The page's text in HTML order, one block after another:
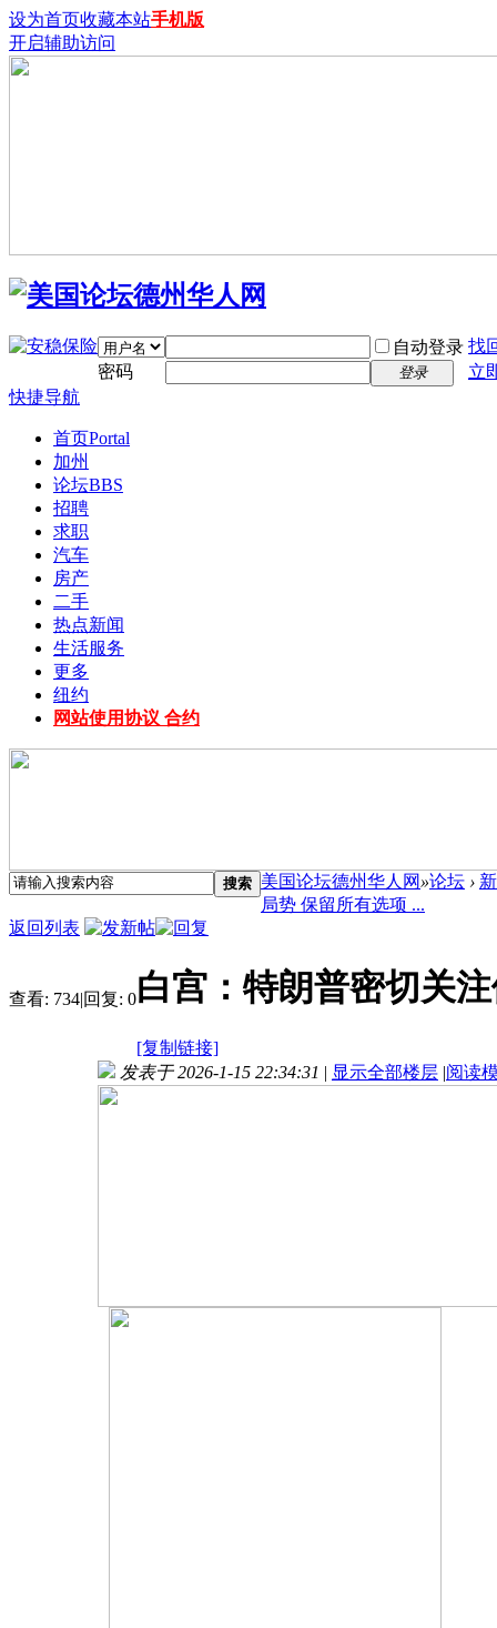
设为首页收藏本站手机版
开启辅助访问
自动登录 找
密码
登录
立
快捷导航
首页Portal
加州
论坛BBS
招聘
求职
汽车
房产
二手
热点新闻
生活服务
更多
纽约
网站使用协议 合约
搜索 美国论坛德州华人网 »论坛 ›
局势 保留所有选项 ...
返回列表
查看: 734|回复: 0白宫：特朗普密切关
[复制链接]
发表于 2026-1-15 22:34:31 | 显示全部楼层 |阅读